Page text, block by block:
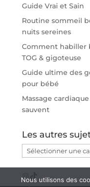
Guide Vrai et Sain
Routine sommeil
nuits sereines
Comment habiller
TOG & gigoteuse
Guide ultime des
pour bébé
Massage
sauvent
Les autres
Les
autres
:
Instagram
TikTok
Nous utilisons des